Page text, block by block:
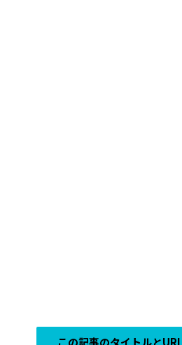
この記事のタイトルと